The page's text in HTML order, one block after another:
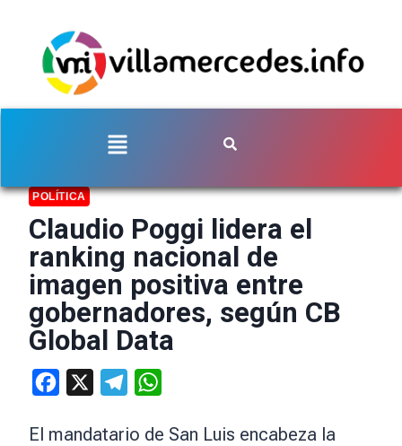
POLÍTICA
Claudio Poggi lidera el
ranking nacional de
imagen positiva entre
gobernadores, según CB
Global Data
Facebook Telegram
El mandatario de San Luis encabeza la